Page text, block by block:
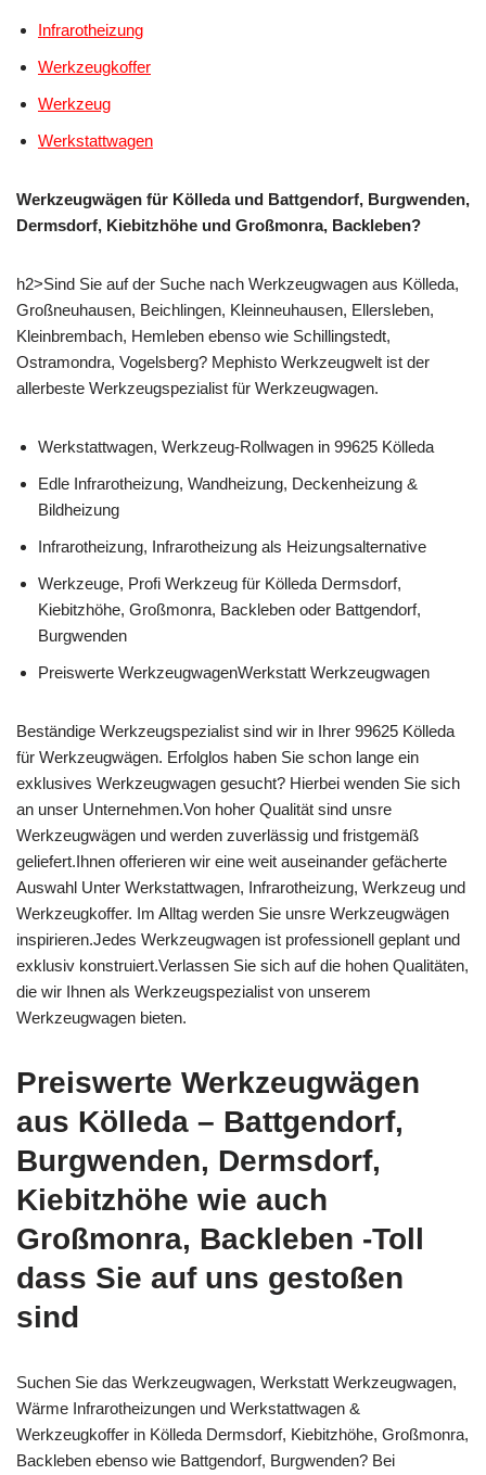
Infrarotheizung
Werkzeugkoffer
Werkzeug
Werkstattwagen
Werkzeugwägen für Kölleda und Battgendorf, Burgwenden,
Dermsdorf, Kiebitzhöhe und Großmonra, Backleben?
h2>Sind Sie auf der Suche nach Werkzeugwagen aus Kölleda,
Großneuhausen, Beichlingen, Kleinneuhausen, Ellersleben,
Kleinbrembach, Hemleben ebenso wie Schillingstedt,
Ostramondra, Vogelsberg? Mephisto Werkzeugwelt ist der
allerbeste Werkzeugspezialist für Werkzeugwagen.
Werkstattwagen, Werkzeug-Rollwagen in 99625 Kölleda
Edle Infrarotheizung, Wandheizung, Deckenheizung &
Bildheizung
Infrarotheizung, Infrarotheizung als Heizungsalternative
Werkzeuge, Profi Werkzeug für Kölleda Dermsdorf,
Kiebitzhöhe, Großmonra, Backleben oder Battgendorf,
Burgwenden
Preiswerte WerkzeugwagenWerkstatt Werkzeugwagen
Beständige Werkzeugspezialist sind wir in Ihrer 99625 Kölleda
für Werkzeugwägen. Erfolglos haben Sie schon lange ein
exklusives Werkzeugwagen gesucht? Hierbei wenden Sie sich
an unser Unternehmen.Von hoher Qualität sind unsre
Werkzeugwägen und werden zuverlässig und fristgemäß
geliefert.Ihnen offerieren wir eine weit auseinander gefächerte
Auswahl Unter Werkstattwagen, Infrarotheizung, Werkzeug und
Werkzeugkoffer. Im Alltag werden Sie unsre Werkzeugwägen
inspirieren.Jedes Werkzeugwagen ist professionell geplant und
exklusiv konstruiert.Verlassen Sie sich auf die hohen Qualitäten,
die wir Ihnen als Werkzeugspezialist von unserem
Werkzeugwagen bieten.
Preiswerte Werkzeugwägen
aus Kölleda – Battgendorf,
Burgwenden, Dermsdorf,
Kiebitzhöhe wie auch
Großmonra, Backleben -Toll
dass Sie auf uns gestoßen
sind
Suchen Sie das Werkzeugwagen, Werkstatt Werkzeugwagen,
Wärme Infrarotheizungen und Werkstattwagen &
Werkzeugkoffer in Kölleda Dermsdorf, Kiebitzhöhe, Großmonra,
Backleben ebenso wie Battgendorf, Burgwenden? Bei